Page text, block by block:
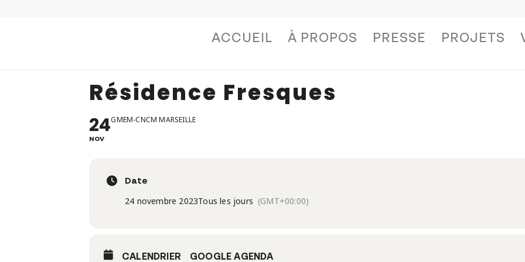
ACCUEIL À PROPOS PRESSE PROJETS
Résidence Fresques
24
NOV
GMEM-CNCM MARSEILLE
Date
24 novembre 2023Tous les jours (GMT+00:00)
CALENDRIER GOOGLE AGENDA